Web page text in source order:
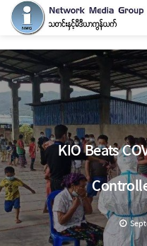
KIO Beats